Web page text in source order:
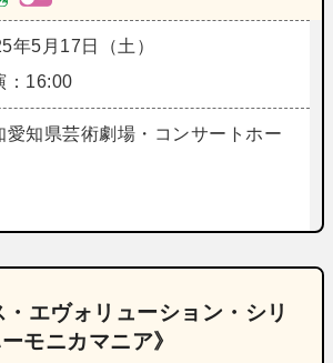
年5月17日（土）
：16:00
愛知県芸術劇場・コンサートホー
エヴォリューション・シリ
モニカマニア》